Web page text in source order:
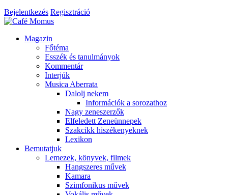
Bejelentkezés Regisztráció
Magazin
Főtéma
Esszék és tanulmányok
Kommentár
Interjúk
Musica Aberrata
Dalolj nekem
Információk a sorozathoz
Nagy zeneszerzők
Elfeledett Zeneünnepek
Szakcikk hiszékenyeknek
Lexikon
Bemutatjuk
Lemezek, könyvek, filmek
Hangszeres művek
Kamara
Szimfonikus művek